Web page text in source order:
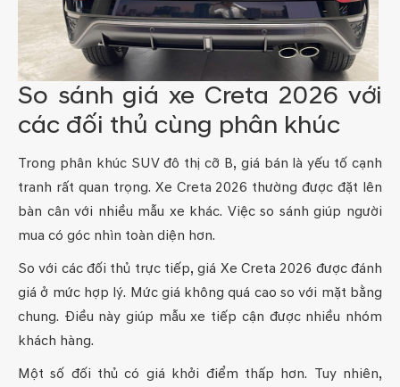
So sánh giá xe Creta 2026 với
các đối thủ cùng phân khúc
Trong phân khúc SUV đô thị cỡ B, giá bán là yếu tố cạnh
tranh rất quan trọng. Xe Creta 2026 thường được đặt lên
bàn cân với nhiều mẫu xe khác. Việc so sánh giúp người
mua có góc nhìn toàn diện hơn.
So với các đối thủ trực tiếp, giá Xe Creta 2026 được đánh
giá ở mức hợp lý. Mức giá không quá cao so với mặt bằng
chung. Điều này giúp mẫu xe tiếp cận được nhiều nhóm
khách hàng.
Một số đối thủ có giá khởi điểm thấp hơn. Tuy nhiên,